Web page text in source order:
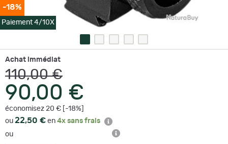
-18%
Paiement 4/10X
Achat immédiat
110,00 €
90,00 €
économisez 20 € [-18%]
ou 22,50 € en 4x sans frais
ou